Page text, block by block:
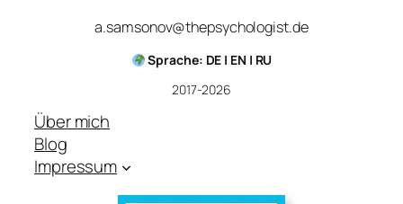
a.samsonov@thepsychologist.de
Sprache: DE | EN | RU
2017-2026
Über mich
Blog
Impressum